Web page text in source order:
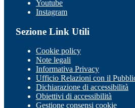
Youtube
Instagram
Sezione Link Utili
Cookie policy
Note legali
Informativa Privacy
Ufficio Relazioni con il
Dichiarazione di accessibilità
Obiettivi di accessibilità
Gestione consensi cookie